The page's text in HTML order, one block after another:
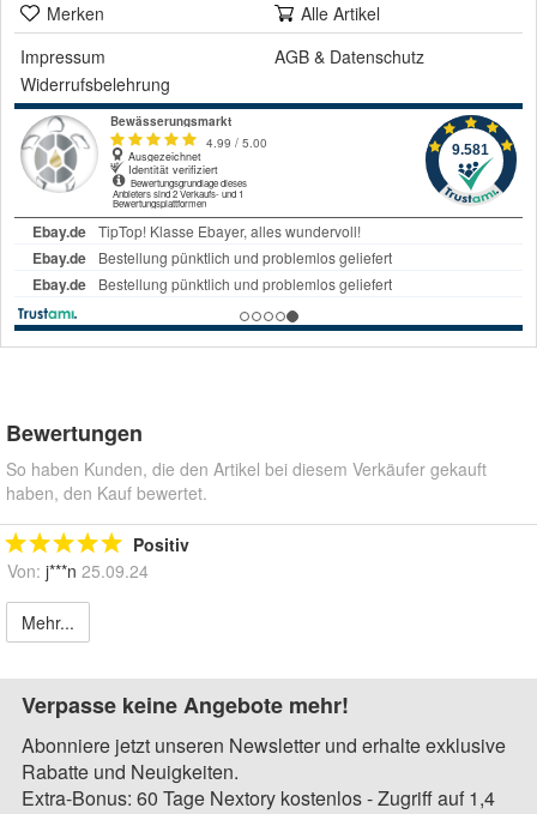
Merken
Alle Artikel
Impressum
AGB & Datenschutz
Widerrufsbelehrung
Bewertungen
So haben Kunden, die den Artikel bei diesem Verkäufer gekauft
haben, den Kauf bewertet.
Positiv
Von: j***n 25.09.24
Mehr...
Verpasse keine Angebote mehr!
Abonniere jetzt unseren Newsletter und erhalte exklusive
Rabatte und Neuigkeiten.
Extra-Bonus: 60 Tage Nextory kostenlos - Zugriff auf 1,4